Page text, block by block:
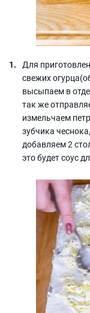
Для
свежих
высыпаем в
так же
измельчаем
зубчика
добавляем 2
это будет соус